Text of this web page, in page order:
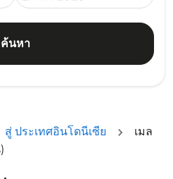
ค้นหา
สู่ ประเทศอินโดนีเซีย
เมล